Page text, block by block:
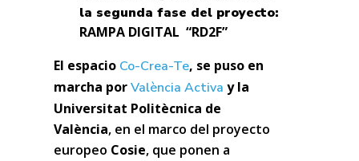
la segunda fase del proyecto:
RAMPA DIGITAL “RD2F”
El espacio Co-Crea-Te, se puso en
marcha porValència Activa y la
Universitat Politècnica de
València, en el marco del proyecto
europeo Cosie, que ponen a